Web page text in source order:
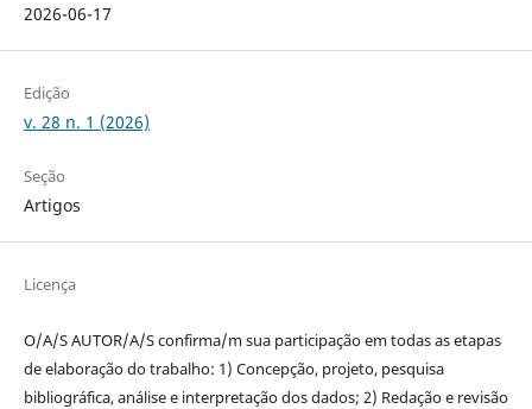
2026-06-17
Edição
v. 28 n. 1 (2026)
Seção
Artigos
Licença
O/A/S AUTOR/A/S confirma/m sua participação em todas as etapas
de elaboração do trabalho: 1) Concepção, projeto, pesquisa
bibliográfica, análise e interpretação dos dados; 2) Redação e revisão